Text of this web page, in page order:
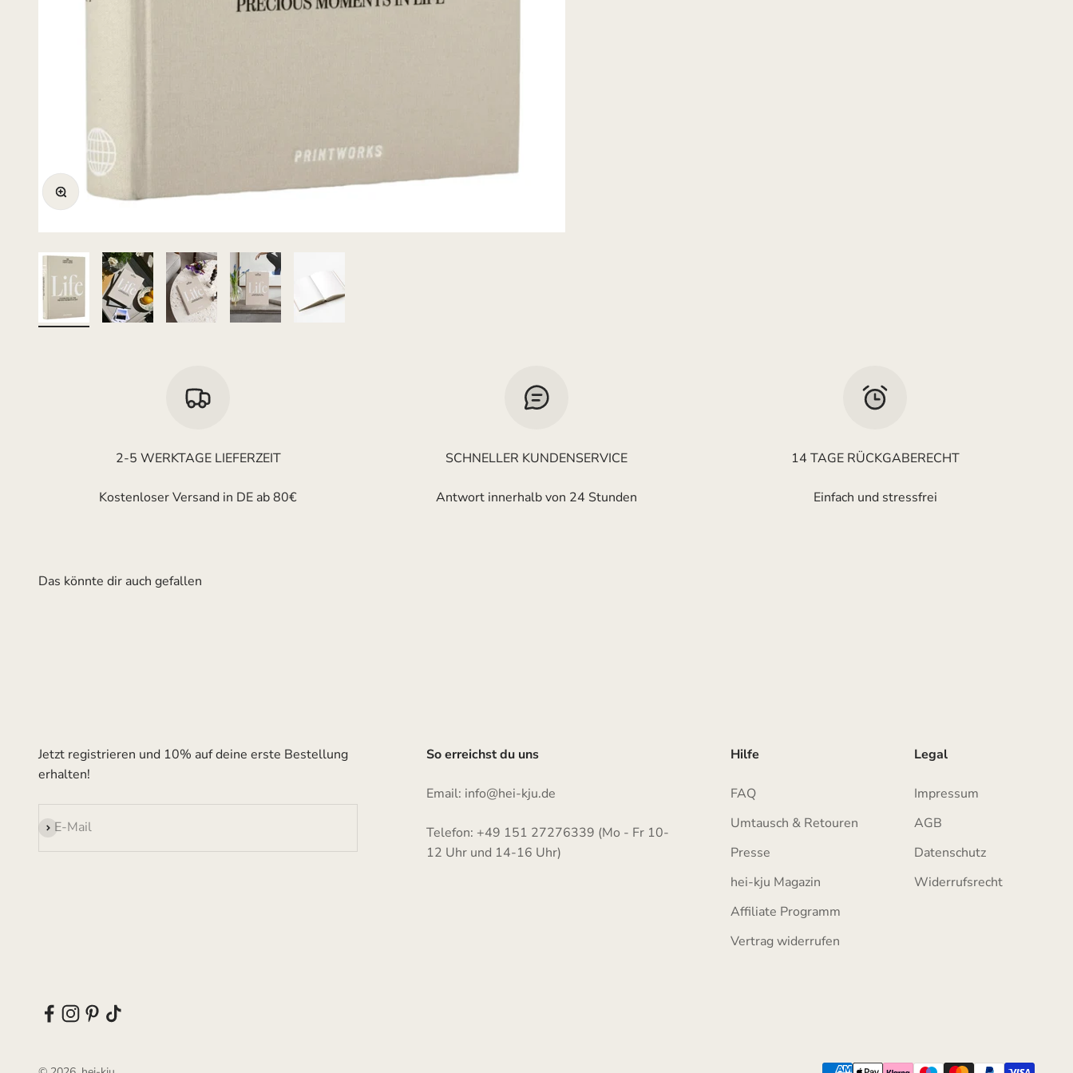
Bild vergrößern
2-5 WERKTAGE LIEFERZEIT
Kostenloser Versand in DE ab 80€
SCHNELLER KUNDENSERVICE
Antwort innerhalb von 24 Stunden
14 TAGE RÜCKGABERECHT
Einfach und stressfrei
Jetzt registrieren und 10% auf deine erste Bestellung
erhalten!
E-Mail
Abonnieren
So erreichst du uns
Email: info@hei-kju.de
Telefon: +49 151 27276339 (Mo - Fr 10-
12 Uhr und 14-16 Uhr)
Hilfe
FAQ
Umtausch & Retouren
Presse
hei-kju Magazin
Affiliate Programm
Vertrag widerrufen
Legal
Impressum
AGB
Datenschutz
Widerrufsrecht